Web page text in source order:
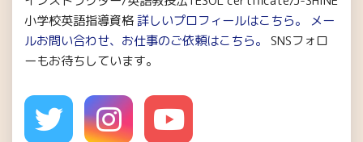
小学校英語指導資格詳しいプロフィールはこちら。
メー
ルお問い合わせ、お仕事のご依頼はこちら。
SNSフォロ
ーもお待ちしています。